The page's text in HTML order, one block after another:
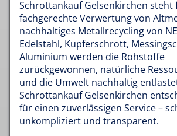
Schrottankauf Gelsenkirchen steht
fachgerechte Verwertung von
nachhaltiges Metallrecycling von
Edelstahl, Kupferschrott,
Aluminium werden die Rohstoffe
zurückgewonnen, natürliche
und die Umwelt nachhaltig
Schrottankauf Gelsenkirchen
für einen zuverlässigen Service –
unkompliziert und transparent.